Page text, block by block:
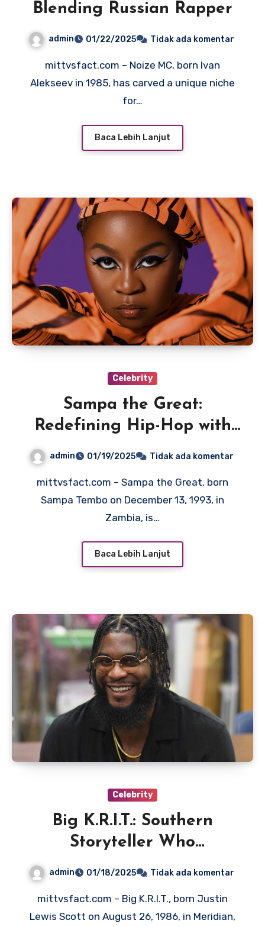
Blending Russian Rapper
admin 01/22/2025 Tidak ada komentar
mittvsfact.com – Noize MC, born Ivan
Alekseev in 1985, has carved a unique niche
for…
Baca Lebih Lanjut
Celebrity
Sampa the Great:
Redefining Hip-Hop with
admin 01/19/2025 Tidak ada komentar
mittvsfact.com – Sampa the Great, born
Sampa Tembo on December 13, 1993, in
Zambia, is…
Baca Lebih Lanjut
Celebrity
Big K.R.I.T.: Southern
Storyteller Who
Revolutionized Hip-Hop
admin 01/18/2025 Tidak ada komentar
mittvsfact.com – Big K.R.I.T., born Justin
Lewis Scott on August 26, 1986, in Meridian,